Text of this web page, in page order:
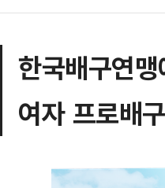
한국배구연
여자 프로배